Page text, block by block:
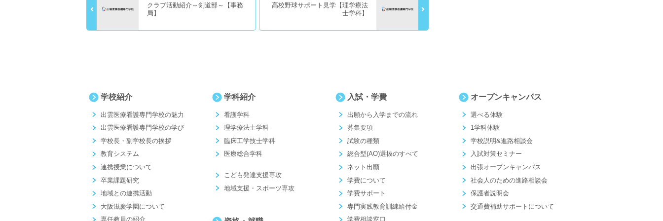
クラブ活動紹介～剣道部～【事務
局】
高校野球サポート見学【理学療法
士学科】
学校紹介
出雲医療看護専門学校の魅力
出雲医療看護専門学校の学び
学校長・副学校長の挨拶
教育システム
連携授業について
卒業課題研究
地域との連携活動
大阪滋慶学園について
専任教員の紹介
学科紹介
看護学科
理学療法士学科
臨床工学技士学科
医療総合学科
こども発達支援専攻
地域支援・スポーツ専攻
入試・学費
出願から入学までの流れ
募集要項
試験の種類
総合型(AO)選抜のすべて
ネット出願
学費について
学費サポート
専門実践教育訓練給付金
学費相談窓口
オープンキャンパス
選べる体験
1学科体験
学校説明&進路相談会
入試対策セミナー
出張オープンキャンパス
社会人のための進路相談会
保護者説明会
交通費補助サポートについて